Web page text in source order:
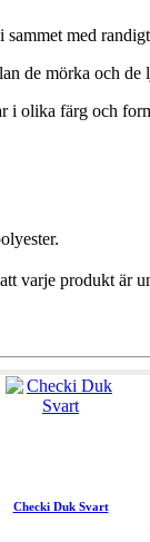
med
de mörka och de
i olika färg och
varje produkt är
Checki Duk Svart